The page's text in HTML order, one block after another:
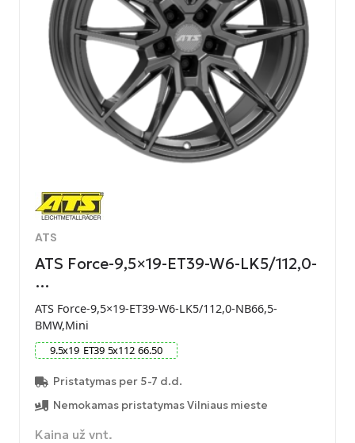
ATS
ATS Force-9,5×19-ET39-W6-LK5/112,0-
…
ATS Force-9,5×19-ET39-W6-LK5/112,0-NB66,5-
BMW,Mini
9.5x19 ET39 5x112 66.50
Pristatymas per 5-7 d.d.
Nemokamas pristatymas Vilniaus mieste
Kaina už vnt.